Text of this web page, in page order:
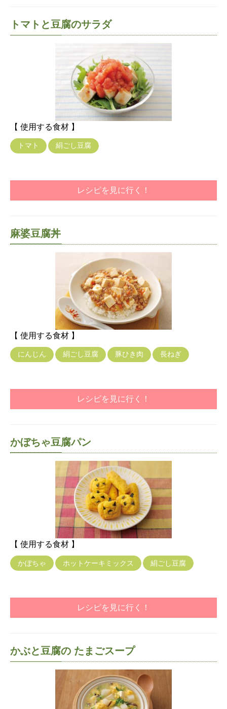
トマトと豆腐のサラダ
【 使用する食材 】
トマト 絹ごし豆腐
レシピを見に行く！
麻婆豆腐丼
【 使用する食材 】
にんじん 絹ごし豆腐 豚ひき肉 長ねぎ
レシピを見に行く！
かぼちゃ豆腐パン
【 使用する食材 】
かぼちゃ ホットケーキミックス 絹ごし豆腐
レシピを見に行く！
かぶと豆腐の たまごスープ